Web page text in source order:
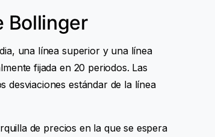
Bollinger
una línea superior y una línea
fijada en 20 periodos. Las
desviaciones estándar de la línea
de precios en la que se espera